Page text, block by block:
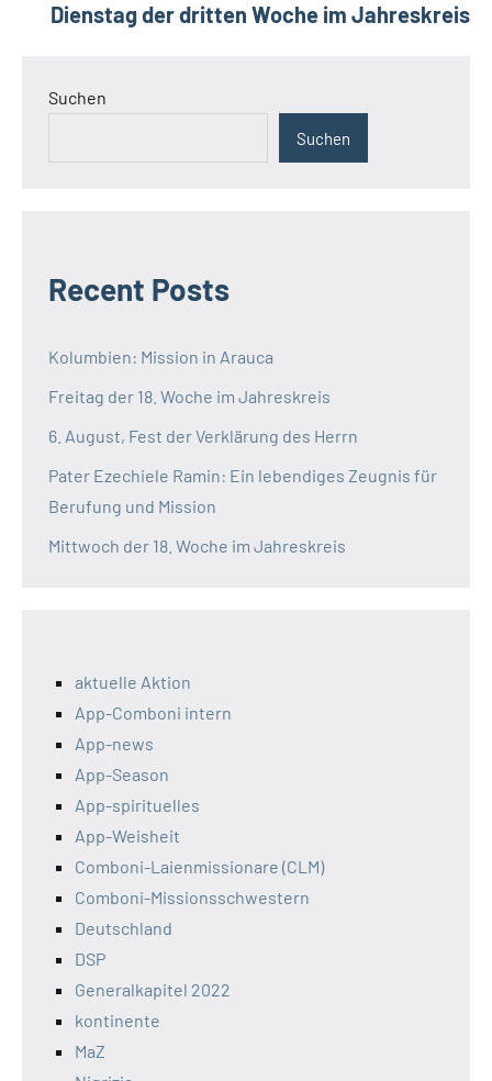
Dienstag der dritten Woche im Jahreskreis
Suchen
Suchen
Recent Posts
Kolumbien: Mission in Arauca
Freitag der 18. Woche im Jahreskreis
6. August, Fest der Verklärung des Herrn
Pater Ezechiele Ramin: Ein lebendiges Zeugnis für
Berufung und Mission
Mittwoch der 18. Woche im Jahreskreis
aktuelle Aktion
App-Comboni intern
App-news
App-Season
App-spirituelles
App-Weisheit
Comboni-Laienmissionare (CLM)
Comboni-Missionsschwestern
Deutschland
DSP
Generalkapitel 2022
kontinente
MaZ